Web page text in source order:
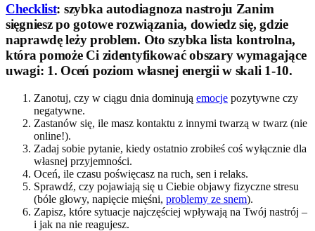
Checklist: szybka autodiagnoza nastroju Zanim
sięgniesz po gotowe rozwiązania, dowiedz się, gdzie
naprawdę leży problem. Oto szybka lista kontrolna,
która pomoże Ci zidentyfikować obszary wymagające
uwagi: 1. Oceń poziom własnej energii w skali 1-10.
Zanotuj, czy w ciągu dnia dominują emocje pozytywne czy
negatywne.
Zastanów się, ile masz kontaktu z innymi twarzą w twarz (nie
online!).
Zadaj sobie pytanie, kiedy ostatnio zrobiłeś coś wyłącznie dla
własnej przyjemności.
Oceń, ile czasu poświęcasz na ruch, sen i relaks.
Sprawdź, czy pojawiają się u Ciebie objawy fizyczne stresu
(bóle głowy, napięcie mięśni, problemy ze snem).
Zapisz, które sytuacje najczęściej wpływają na Twój nastrój –
i jak na nie reagujesz.